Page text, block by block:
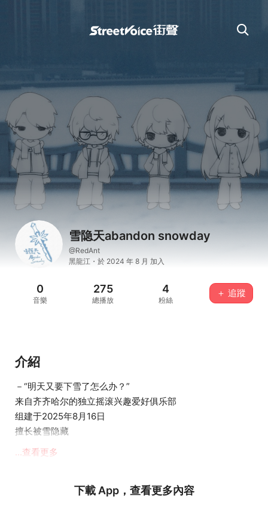
雪隐天abandon snowday
@RedAnt
黑龍江・於 2024 年 8 月 加入
0
音樂
275
總播放
4
粉絲
＋ 追蹤
介紹
－“明天又要下雪了怎么办？”
来自齐齐哈尔的独立摇滚兴趣爱好俱乐部
组建于2025年8月16日
擅长被雪隐藏
vocal：雪雪
...查看更多
下載 App，查看更多內容